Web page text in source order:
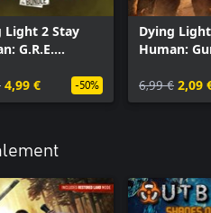
Light 2 Stay
G.R.E.
4,99 € -50%
Dying
Human:
6,99 € 2,09